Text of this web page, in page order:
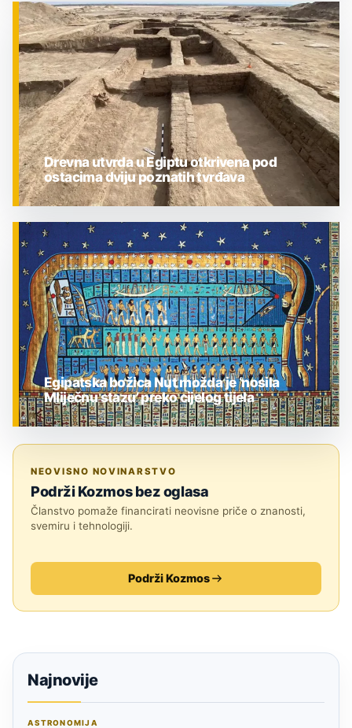
ZNANOST
ZNANOST
Drevna utvrda u Egiptu otkrivena pod
ostacima dviju poznatih tvrđava
Egipatska božica Nut možda je ‘nosila
Mliječnu stazu’ preko cijelog tijela
NEOVISNO NOVINARSTVO
Podrži Kozmos bez oglasa
Članstvo pomaže financirati neovisne priče o znanosti,
svemiru i tehnologiji.
Podrži Kozmos
Najnovije
ASTRONOMIJA